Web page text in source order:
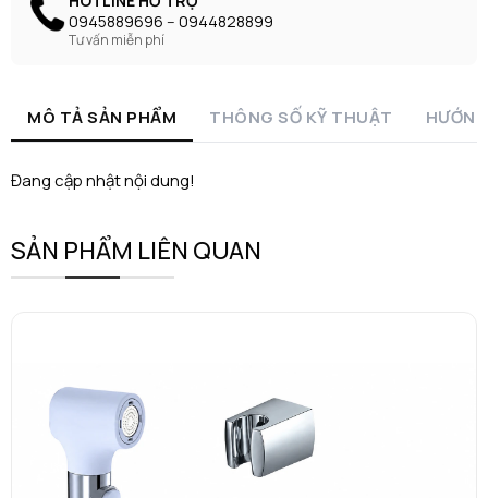
0945889696 -- 0944828899
Tư vấn miễn phí
MÔ TẢ SẢN PHẨM THÔNG SỐ KỸ THUẬT
Đang cập nhật nội dung!
SẢN PHẨM LIÊN QUAN